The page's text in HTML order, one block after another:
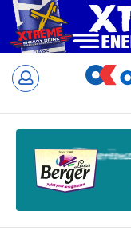
Skip